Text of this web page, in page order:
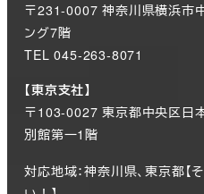
〒231-0007 神奈川県横浜市
ング7階
TEL 045-263-8071
【東京支社】
〒103-0027 東京都中央区日
別館第一1階
対応地域：神奈川県、東京都